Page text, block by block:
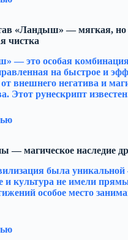
«Ландыш» — мягкая,
чистка
— это особая
на быстрое и
внешнего негатива и
Этот рунескрипт
— магическое наследие
была
и культура не имели
особое место